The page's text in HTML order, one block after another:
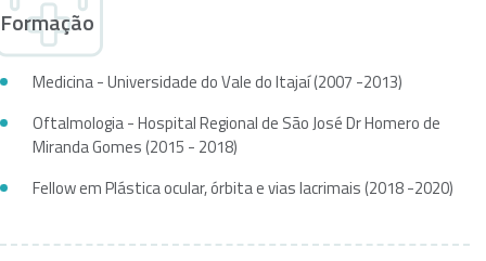
Formação
Medicina - Universidade do Vale do Itajaí (2007 -2013)
Oftalmologia - Hospital Regional de São José Dr Homero de
Miranda Gomes (2015 - 2018)
Fellow em Plástica ocular, órbita e vias lacrimais (2018 -2020)